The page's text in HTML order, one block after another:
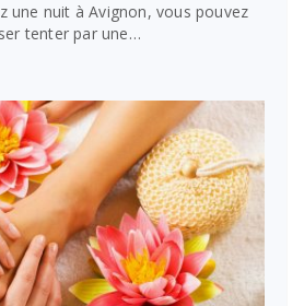
une nuit à Avignon, vous pouvez
tenter par une…